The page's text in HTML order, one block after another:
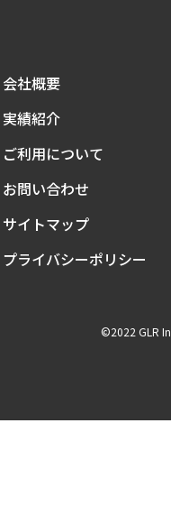
会社概要
実績紹介
ご利用について
お問い合わせ
サイトマップ
プライバシーポリシー
©2022 GLR